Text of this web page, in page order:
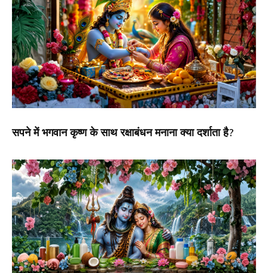
सपने में भगवान कृष्ण के साथ रक्षाबंधन मनाना क्या दर्शाता है?